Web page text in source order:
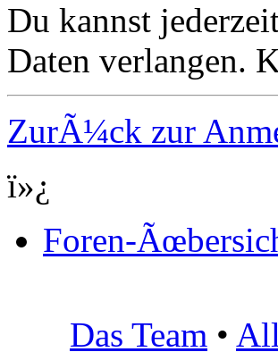
Du kannst
Daten verlangen.
ZurÃ¼ck zur
ï»¿
Foren-
Das Team •